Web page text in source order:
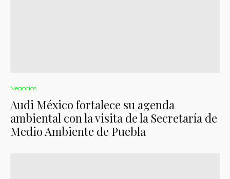
Negocios
Audi México fortalece su agenda
ambiental con la visita de la Secretaría de
Medio Ambiente de Puebla